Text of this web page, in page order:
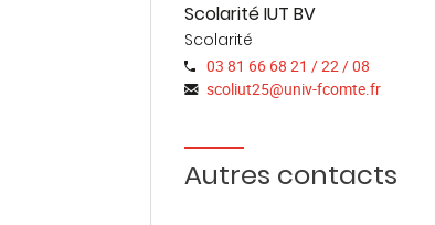
Scolarité IUT BV
Scolarité
03 81 66 68 21 / 22 / 08
scoliut25@univ-fcomte.fr
Autres contacts